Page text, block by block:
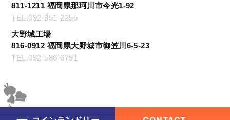
811-1211 福岡県那珂川市今光1-92
TEL.092-951-2255
大野城工場
816-0912 福岡県大野城市御笠川6-5-23
TEL.092-586-6791